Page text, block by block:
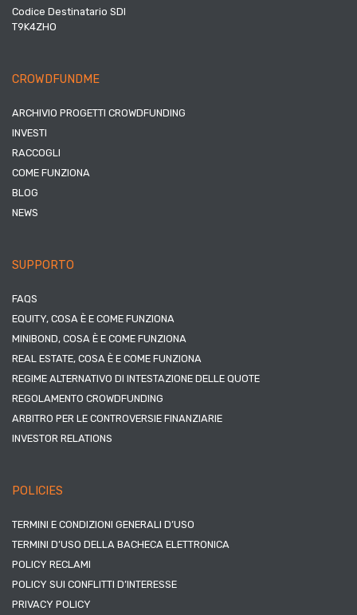
Codice Destinatario SDI
T9K4ZHO
CROWDFUNDME
ARCHIVIO PROGETTI CROWDFUNDING
INVESTI
RACCOGLI
COME FUNZIONA
BLOG
NEWS
SUPPORTO
FAQS
EQUITY, COSA È E COME FUNZIONA
MINIBOND, COSA È E COME FUNZIONA
REAL ESTATE, COSA È E COME FUNZIONA
REGIME ALTERNATIVO DI INTESTAZIONE DELLE QUOTE
REGOLAMENTO CROWDFUNDING
ARBITRO PER LE CONTROVERSIE FINANZIARIE
INVESTOR RELATIONS
POLICIES
TERMINI E CONDIZIONI GENERALI D’USO
TERMINI D’USO DELLA BACHECA ELETTRONICA
POLICY RECLAMI
POLICY SUI CONFLITTI D’INTERESSE
PRIVACY POLICY